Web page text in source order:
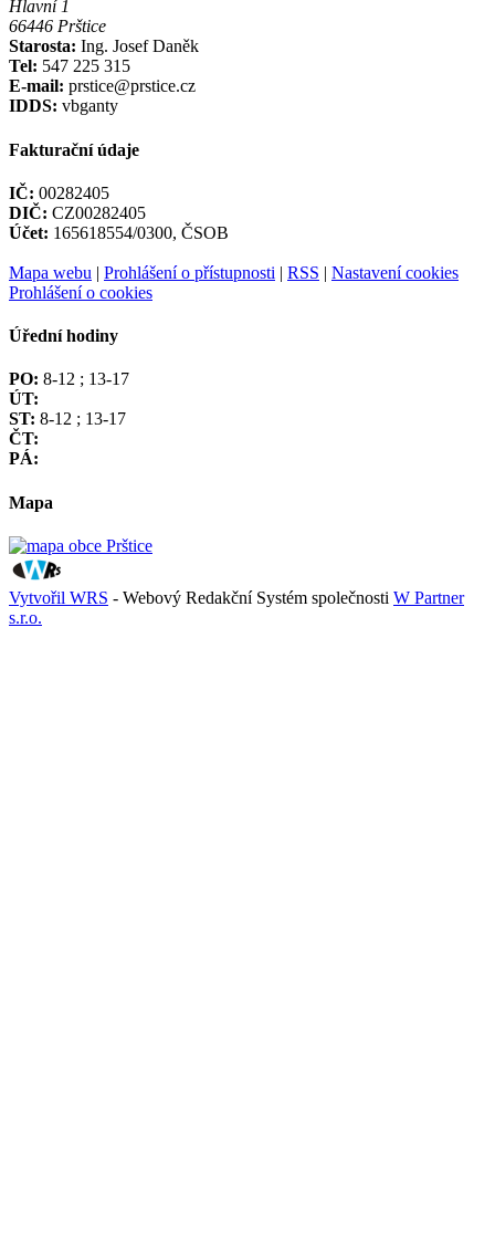
Hlavní 1
66446 Prštice
Starosta: Ing. Josef Daněk
Tel: 547 225 315
E-mail: prstice@prstice.cz
IDDS: vbganty
Fakturační údaje
IČ: 00282405
DIČ: CZ00282405
Účet: 165618554/0300, ČSOB
Mapa webu | Prohlášení o přístupnosti | RSS | Nastavení cookies
Prohlášení o cookies
Úřední hodiny
PO: 8-12 ; 13-17
ÚT:
ST: 8-12 ; 13-17
ČT:
PÁ:
Mapa
Vytvořil WRS - Webový Redakční Systém společnosti W Partner
s.r.o.